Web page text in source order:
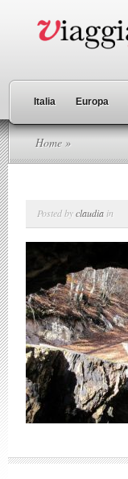
Italia Europa
Home »
Posted byclaudia in